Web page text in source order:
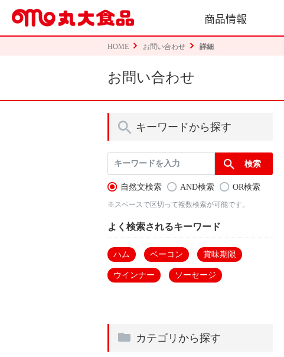
商品情報
HOME お問い合わせ 詳細
お問い合わせ
キーワードから探す
自然文検索 AND検索 OR検索
※スペースで区切って複数検索が可能です。
よく検索されるキーワード
ハム ベーコン 賞味期限
ウインナー ソーセージ
カテゴリから探す